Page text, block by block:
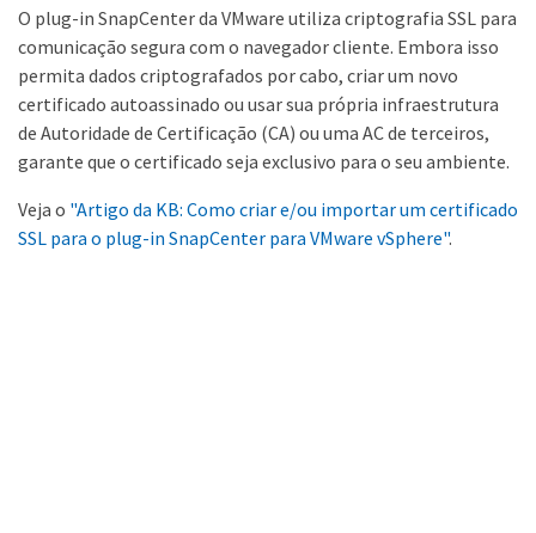
O plug-in SnapCenter da VMware utiliza criptografia SSL para
comunicação segura com o navegador cliente. Embora isso
permita dados criptografados por cabo, criar um novo
certificado autoassinado ou usar sua própria infraestrutura
de Autoridade de Certificação (CA) ou uma AC de terceiros,
garante que o certificado seja exclusivo para o seu ambiente.
Veja o "Artigo da KB: Como criar e/ou importar um certificado
SSL para o plug-in SnapCenter para VMware vSphere".